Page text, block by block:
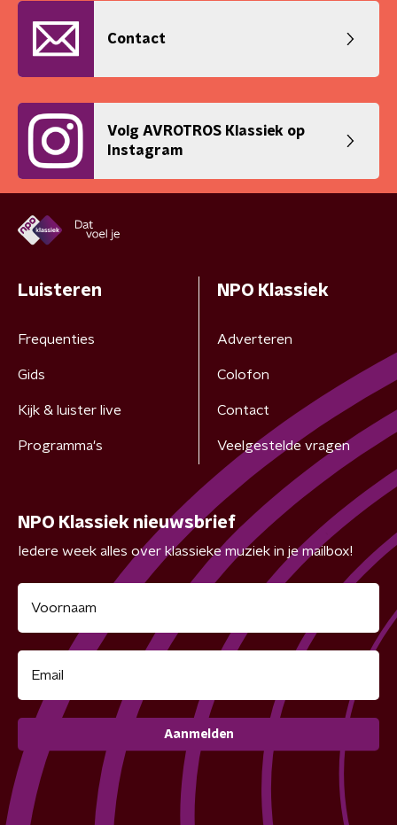
Contact
Volg AVROTROS Klassiek op
Instagram
Luisteren
Frequenties
Gids
Kijk & luister live
Programma's
NPO Klassiek
Adverteren
Colofon
Contact
Veelgestelde vragen
NPO Klassiek nieuwsbrief
Iedere week alles over klassieke muziek in je mailbox!
Aanmelden